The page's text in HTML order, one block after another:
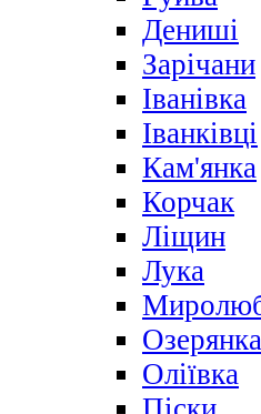
Дениші
Зарічани
Іванівка
Іванківці
Кам'янка
Корчак
Ліщин
Лука
Озерянка
Оліївка